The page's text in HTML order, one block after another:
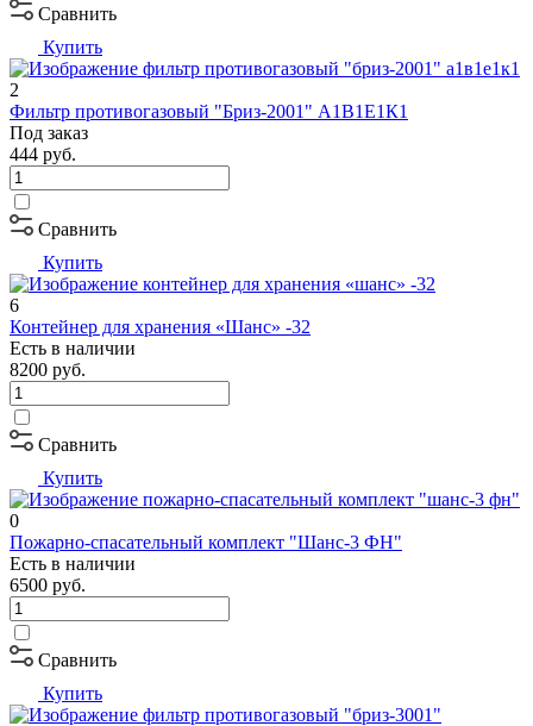
Сравнить
Купить
2
Фильтр противогазовый "Бриз-2001" А1В1Е1К1
Под заказ
444 руб.
Сравнить
Купить
6
Контейнер для хранения «Шанс» -32
Есть в наличии
8200 руб.
Сравнить
Купить
0
Пожарно-спасательный комплект "Шанс-3 ФН"
Есть в наличии
6500 руб.
Сравнить
Купить